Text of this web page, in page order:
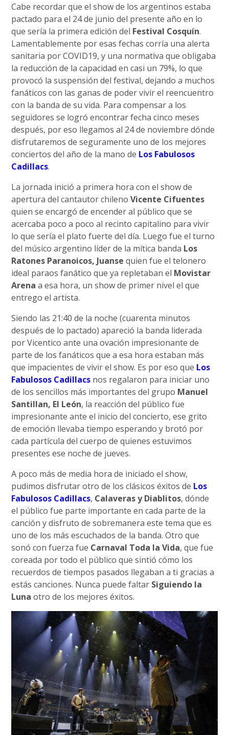
Cabe recordar que el show de los argentinos estaba
pactado para el 24 de junio del presente año en lo
que sería la primera edición del Festival Cosquín.
Lamentablemente por esas fechas corría una alerta
sanitaria por COVID19, y una normativa que obligaba
la reducción de la capacidad en casi un 79%, lo que
provocó la suspensión del festival, dejando a muchos
fanáticos con las ganas de poder vivir el reencuentro
con la banda de su vida. Para compensar a los
seguidores se logró encontrar fecha cinco meses
después, por eso llegamos al 24 de noviembre dónde
disfrutaremos de seguramente uno de los mejores
conciertos del año de la mano de Los Fabulosos
Cadillacs.
La jornada inició a primera hora con el show de
apertura del cantautor chilenoVicente Cifuentes
quien se encargó de encender al público que se
acercaba poco a poco al recinto capitalino para vivir
lo que sería el plato fuerte del día. Luego fue el turno
del músico argentino líder de la mítica banda Los
Ratones Paranoicos, Juanse quien fue el telonero
ideal paraos fanático que ya repletaban el Movistar
Arena a esa hora, un show de primer nivel el que
entrego el artista.
Siendo las 21:40 de la noche (cuarenta minutos
después de lo pactado) apareció la banda liderada
por Vicentico ante una ovación impresionante de
parte de los fanáticos que a esa hora estaban más
que impacientes de vivir el show. Es por eso que Los
Fabulosos Cadillacs nos regalaron para iniciar uno
de los sencillos más importantes del grupo Manuel
Santillan, El León, la reacción del público fue
impresionante ante el inicio del concierto, ese grito
de emoción llevaba tiempo esperando y brotó por
cada partícula del cuerpo de quienes estuvimos
presentes ese noche de jueves.
A poco más de media hora de iniciado el show,
pudimos disfrutar otro de los clásicos éxitos de Los
Fabulosos Cadillacs, Calaveras y Diablitos, dónde
el público fue parte importante en cada parte de la
canción y disfruto de sobremanera este tema que es
uno de los más escuchados de la banda. Otro que
sonó con fuerza fue Carnaval Toda la Vida, que fue
coreada por todo el público que sintió cómo los
recuerdos de tiempos pasados llegaban a ti gracias a
estás canciones. Nunca puede faltar Siguiendo la
Luna otro de los mejores éxitos.